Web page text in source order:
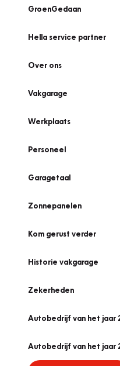
GroenGedaan
Hella service partner
Over ons
Vakgarage
Werkplaats
Personeel
Garagetaal
Zonnepanelen
Kom gerust verder
Historie vakgarage
Zekerheden
Autobedrijf van het jaar
Autobedrijf van het jaar